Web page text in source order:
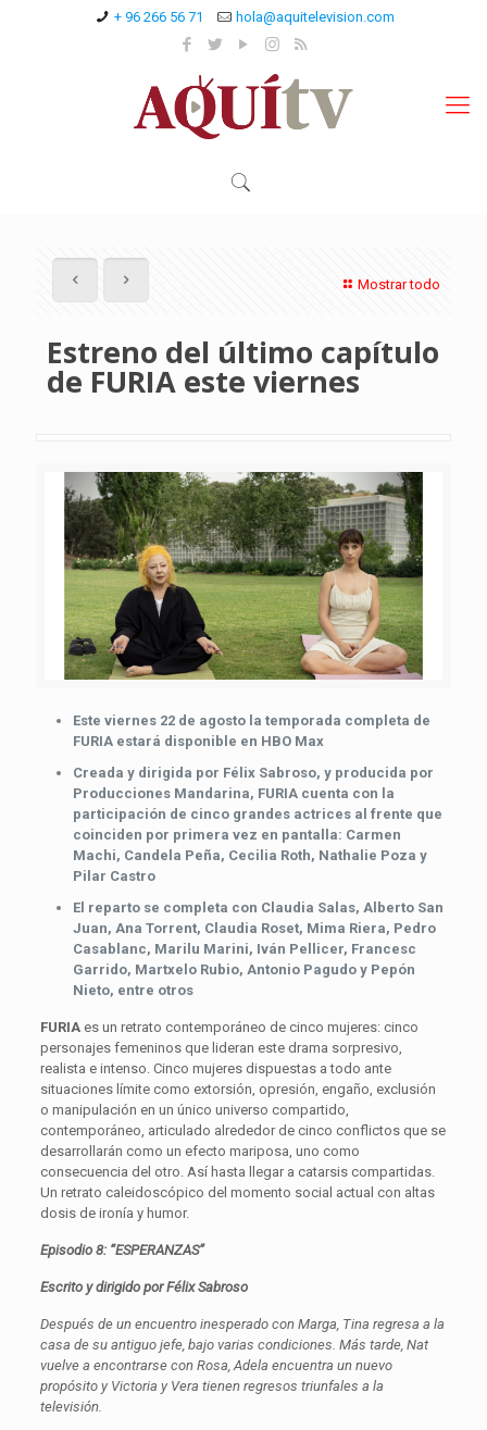
+ 96 266 56 71 hola@aquitelevision.com
Mostrar todo
Estreno del último capítulo
de FURIA este viernes
Este viernes 22 de agosto la temporada completa de
FURIA estará disponible en HBO Max
Creada y dirigida por Félix Sabroso, y producida por
Producciones Mandarina, FURIA cuenta con la
participación de cinco grandes actrices al frente que
coinciden por primera vez en pantalla: Carmen
Machi, Candela Peña, Cecilia Roth, Nathalie Poza y
Pilar Castro
El reparto se completa con Claudia Salas, Alberto San
Juan, Ana Torrent, Claudia Roset, Mima Riera, Pedro
Casablanc, Marilu Marini, Iván Pellicer, Francesc
Garrido, Martxelo Rubio, Antonio Pagudo y Pepón
Nieto, entre otros
FURIA es un retrato contemporáneo de cinco mujeres: cinco
personajes femeninos que lideran este drama sorpresivo,
realista e intenso. Cinco mujeres dispuestas a todo ante
situaciones límite como extorsión, opresión, engaño, exclusión
o manipulación en un único universo compartido,
contemporáneo, articulado alrededor de cinco conflictos que se
desarrollarán como un efecto mariposa, uno como
consecuencia del otro. Así hasta llegar a catarsis compartidas.
Un retrato caleidoscópico del momento social actual con altas
dosis de ironía y humor.
Episodio 8: “ESPERANZAS”
Escrito y dirigido por Félix Sabroso
Después de un encuentro inesperado con Marga, Tina regresa a la
casa de su antiguo jefe, bajo varias condiciones. Más tarde, Nat
vuelve a encontrarse con Rosa, Adela encuentra un nuevo
propósito y Victoria y Vera tienen regresos triunfales a la
televisión.